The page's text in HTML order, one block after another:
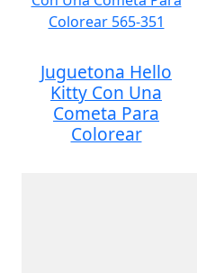
Juguetona Hello
Kitty Con Una
Cometa Para
Colorear